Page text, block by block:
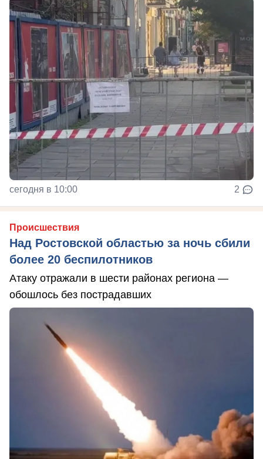
сегодня в 10:00 2
Происшествия
Над Ростовской областью за ночь сбили
более 20 беспилотников
Атаку отражали в шести районах региона —
обошлось без пострадавших